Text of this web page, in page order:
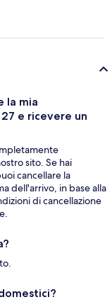
la mia
e ricevere un
sito. Se hai
cancellare la
dell'arrivo, in base alla
di cancellazione